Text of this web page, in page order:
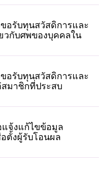
อรับทุนสวัสดิการและ
วกับศพของบุคคลใน
อรับทุนสวัสดิการและ
สมาชิกที่ประสบ
จ้งแก้ไขข้อมูล
ตั้งผู้รับโอนผล